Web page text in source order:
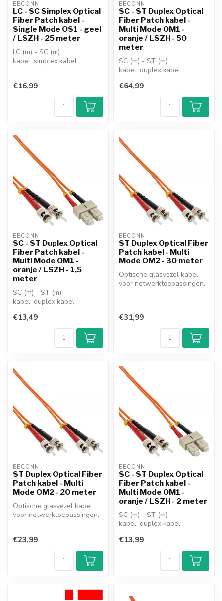
EECONN
LC - SC Simplex Optical
Fiber Patch kabel -
Single Mode OS1 - geel
/ LSZH - 25 meter
LC (m) - SC (m)
kabel: simplex kabel
fiber: 9/125 ...
€16,99
EECONN
SC - ST Duplex Optical
Fiber Patch kabel -
Multi Mode OM1 -
oranje / LSZH - 50
meter
SC (m) - ST (m)
kabel: duplex kabel
kabel
fiber: 62,5/125...
€64,99
EECONN
SC - ST Duplex Optical
Fiber Patch kabel -
Multi Mode OM1 -
oranje / LSZH - 1,5
meter
SC (m) - ST (m)
kabel: duplex kabel
kabel
fiber: 62,5/125...
€13,49
EECONN
ST Duplex Optical Fiber
Patch kabel - Multi
Mode OM2 - 30 meter
Optische glasvezel kabel
voor netwerktoepassingen,
€31,99
EECONN
ST Duplex Optical Fiber
Patch kabel - Multi
Mode OM2 - 20 meter
Optische glasvezel kabel
voor netwerktoepassingen,
€23,99
EECONN
SC - ST Duplex Optical
Fiber Patch kabel -
Multi Mode OM1 -
oranje / LSZH - 2 meter
SC (m) - ST (m)
kabel: duplex kabel
kabel
fiber: 62,5/125...
€13,99